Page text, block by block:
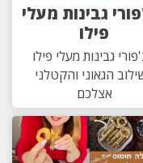
גבינות מעלי
פילו
גבינות מעלי פילו
הגאוני והקטלני
אצלכם